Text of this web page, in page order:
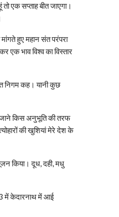
एक सप्ताह बीत जाएगा।
हुए महान संत परंपरा
एक भाव विश्व का विस्तार
निगम कह। यानी कुछ
जाने किस अनुभूति की तरफ
की खुशियां मेरे देश के
किया। दूध, दही, मधु
में केदारनाथ में आई